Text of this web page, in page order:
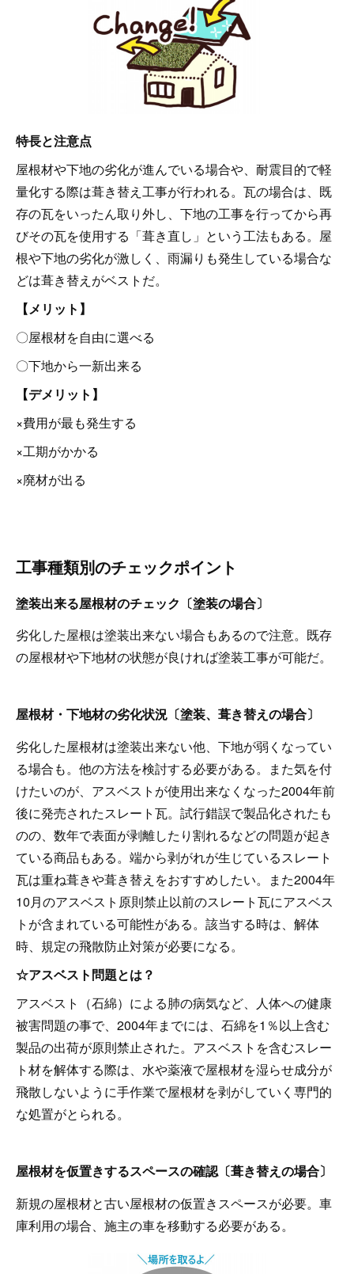
特長と注意点
屋根材や下地の劣化が進んでいる場合や、耐震目的で軽
量化する際は葺き替え工事が行われる。瓦の場合は、既
存の瓦をいったん取り外し、下地の工事を行ってから再
びその瓦を使用する「葺き直し」という工法もある。屋
根や下地の劣化が激しく、雨漏りも発生している場合な
どは葺き替えがベストだ。
【メリット】
〇屋根材を自由に選べる
〇下地から一新出来る
【デメリット】
×費用が最も発生する
×工期がかかる
×廃材が出る
工事種類別のチェックポイント
塗装出来る屋根材のチェック〔塗装の場合〕
劣化した屋根は塗装出来ない場合もあるので注意。既存
の屋根材や下地材の状態が良ければ塗装工事が可能だ。
屋根材・下地材の劣化状況〔塗装、葺き替えの場合〕
劣化した屋根材は塗装出来ない他、下地が弱くなってい
る場合も。他の方法を検討する必要がある。また気を付
けたいのが、アスベストが使用出来なくなった2004年前
後に発売されたスレート瓦。試行錯誤で製品化されたも
のの、数年で表面が剥離したり割れるなどの問題が起き
ている商品もある。端から剥がれが生じているスレート
瓦は重ね葺きや葺き替えをおすすめしたい。また2004年
10月のアスベスト原則禁止以前のスレート瓦にアスベス
トが含まれている可能性がある。該当する時は、解体
時、規定の飛散防止対策が必要になる。
☆アスベスト問題とは？
アスベスト（石綿）による肺の病気など、人体への健康
被害問題の事で、2004年までには、石綿を1％以上含む
製品の出荷が原則禁止された。アスベストを含むスレー
ト材を解体する際は、水や薬液で屋根材を湿らせ成分が
飛散しないように手作業で屋根材を剥がしていく専門的
な処置がとられる。
屋根材を仮置きするスペースの確認〔葺き替えの場合〕
新規の屋根材と古い屋根材の仮置きスペースが必要。車
庫利用の場合、施主の車を移動する必要がある。